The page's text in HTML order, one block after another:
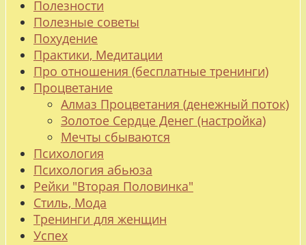
Полезности
Полезные советы
Похудение
Практики, Медитации
Про отношения (бесплатные тренинги)
Процветание
Алмаз Процветания (денежный поток)
Золотое Сердце Денег (настройка)
Мечты сбываются
Психология
Психология абьюза
Рейки "Вторая Половинка"
Стиль, Мода
Тренинги для женщин
Успех